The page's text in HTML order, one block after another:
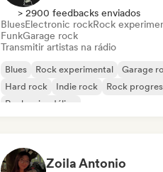
> 2900 feedbacks enviados
BluesElectronic rockRock
FunkGarage rock
Transmitir artistas na rádio
Blues Rock experimental
Garage
Hard rock
Indie rock
Rock
Rock psicodélico
Zoila Antonio